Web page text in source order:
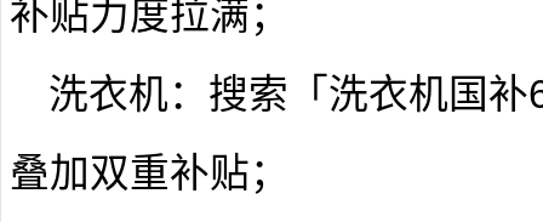
补贴力度拉满；
洗衣机：搜索「洗衣机国
叠加双重补贴；